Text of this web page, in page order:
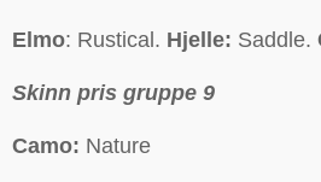
Elmo: Rustical. Hjelle: Saddle.
Skinn pris gruppe 9
Camo: Nature